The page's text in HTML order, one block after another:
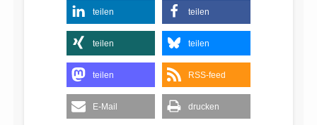
teilen teilen
teilen teilen
teilen RSS-feed
E-Mail drucken